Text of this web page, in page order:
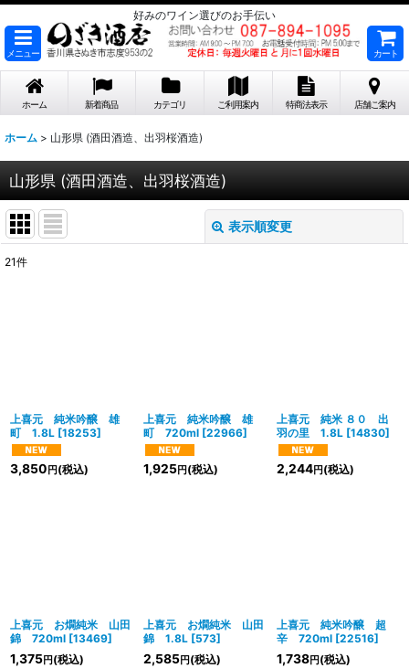
好みのワイン選びのお手伝い
メニュー カート
ホーム 新着商品 カテゴリ ご利用案内 特商法表示 店舗ご案内
ホーム > 山形県 (酒田酒造、出羽桜酒造)
山形県 (酒田酒造、出羽桜酒造)
表示順変更
絞り込む
21件
上喜元 純米吟醸 雄
町 1.8L [18253]
3,850 円 (税込)
上喜元 純米吟醸 雄
町 720ml [22966]
1,925円(税込)
上喜元 純米 ８０ 出
羽の里 1.8L [14830]
2,244円(税込)
上喜元 お燗純米 山田
錦 720ml [13469]
1,375円 (税込)
上喜元 お燗純米 山田
錦 1.8L [573]
2,585円(税込)
上喜元 純米吟醸 超
辛 720ml [22516]
1,738円(税込)